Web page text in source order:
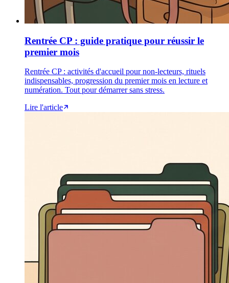
Rentrée CP : guide pratique pour réussir le
premier mois
Rentrée CP : activités d'accueil pour non-lecteurs, rituels
indispensables, progression du premier mois en lecture et
numération. Tout pour démarrer sans stress.
Lire l'article